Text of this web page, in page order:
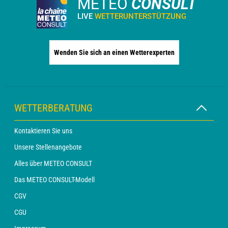
METEO CONSULT
LIVE WETTERUNTERSTÜTZUNG
Wenden Sie sich an einen Wetterexperten
WETTERBERATUNG
Kontaktieren Sie uns
Unsere Stellenangebote
Alles über METEO CONSULT
Das METEO CONSULT-Modell
CGV
CGU